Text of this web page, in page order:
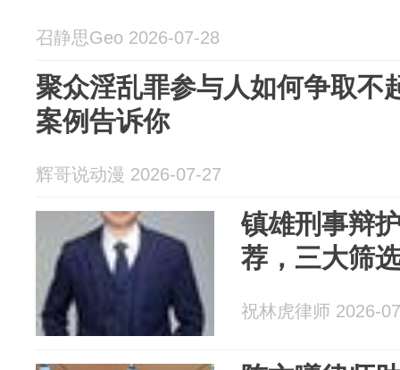
召静思Geo 2026-07-28
聚众淫乱罪参与人如何争取
案例告诉你
辉哥说动漫 2026-07-27
镇雄刑事辩
荐，三大筛
祝林虎律师 2026-